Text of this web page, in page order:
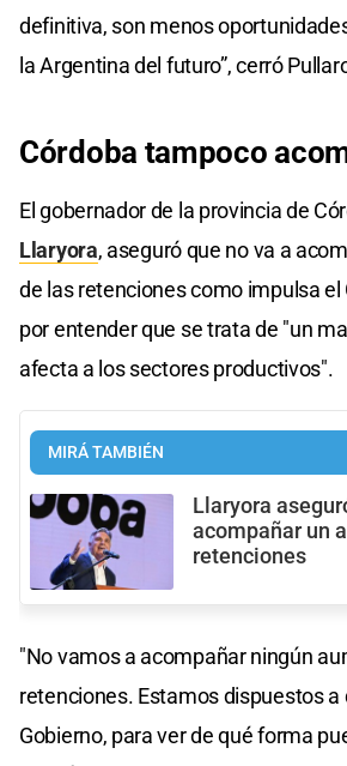
definitiva, son menos
la Argentina del futuro”, cerró
Córdoba tampoco
El gobernador de la provincia de
Llaryora, aseguró que no va a
de las retenciones como impulsa el
por entender que se trata de "un
afecta a los sectores productivos".
MIRÁ TAMBIÉN
Llaryora
acompañar un
retenciones
"No vamos a acompañar ningún
retenciones. Estamos dispuestos a
Gobierno, para ver de qué forma